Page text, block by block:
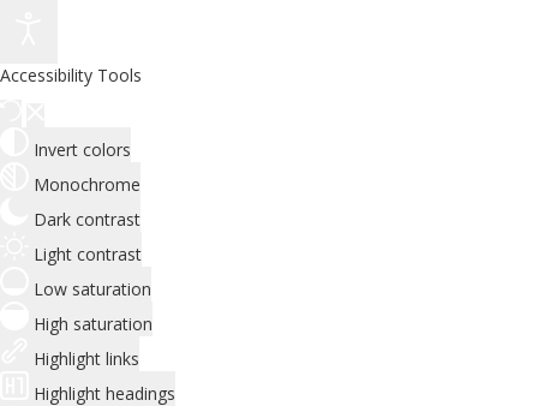
Accessibility Tools
Invert colors
Monochrome
Dark contrast
Light contrast
Low saturation
High saturation
Highlight links
Highlight headings